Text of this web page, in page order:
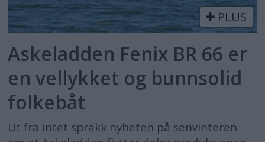
PLUS
Askeladden Fenix BR 66 er
en vellykket og bunnsolid
folkebåt
Ut fra intet sprakk nyheten på senvinteren